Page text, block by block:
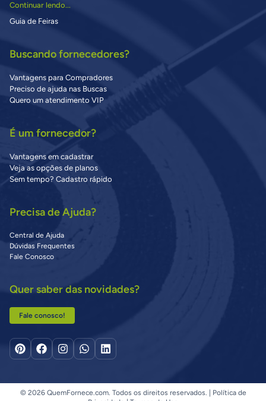
Continuar lendo...
Guia de Feiras
Buscando fornecedores?
Vantagens para Compradores
Preciso de ajuda nas Buscas
Quero um atendimento VIP
É um fornecedor?
Vantagens em cadastrar
Veja as opções de planos
Sem tempo? Cadastro rápido
Precisa de Ajuda?
Central de Ajuda
Dúvidas Frequentes
Fale Conosco
Quer saber das novidades?
Fale conosco!
© 2026 QuemFornece.com. Todos os direitos reservados. |
Política de